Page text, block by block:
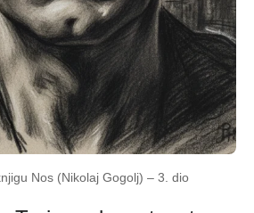
Nos (Nikolaj Gogolj) – 3. dio